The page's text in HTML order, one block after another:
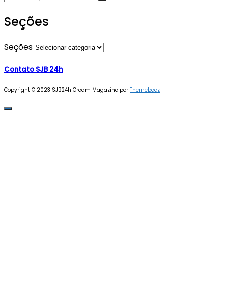
Seções
Seções
Contato SJB 24h
Copyright © 2023 SJB24h Cream Magazine por Themebeez